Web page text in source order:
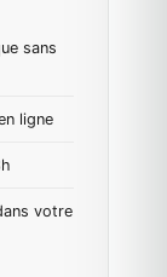
sans
ligne
votre